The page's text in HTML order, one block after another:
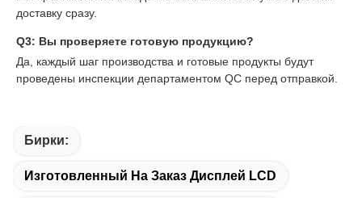
доставку сразу.
Q3: Вы проверяете готовую продукцию?
Да, каждый шаг производства и готовые продукты будут
проведены инспекции департаментом QC перед отправкой.
Бирки:
Изготовленный На Заказ Дисплей LCD